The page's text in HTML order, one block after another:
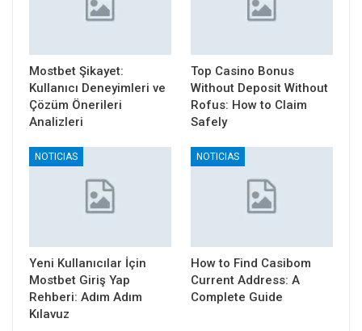
Mostbet Şikayet:
Kullanıcı Deneyimleri ve
Çözüm Önerileri
Analizleri
Top Casino Bonus
Without Deposit Without
Rofus: How to Claim
Safely
NOTICIAS
Yeni Kullanıcılar İçin
Mostbet Giriş Yap
Rehberi: Adım Adım
Kılavuz
NOTICIAS
How to Find Casibom
Current Address: A
Complete Guide